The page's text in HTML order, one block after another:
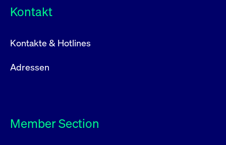
Kontakt
Kontakte & Hotlines
Adressen
Member Section